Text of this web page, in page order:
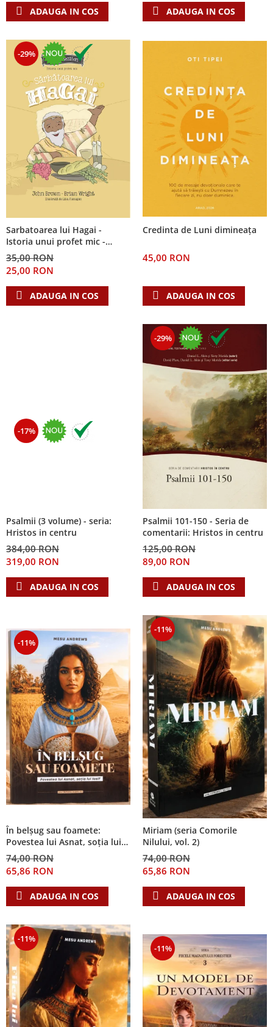
ADAUGA IN COS ADAUGA IN COS
-29%
Sarbatoarea lui Hagai -
Istoria unui profet mic -
Seria: Cei 12 cutezatori
35,00 RON
25,00 RON
ADAUGA IN COS
Credinta de Luni dimineața
45,00 RON
ADAUGA IN COS
-17%
Psalmii (3 volume) - seria:
Hristos in centru
384,00 RON
319,00 RON
ADAUGA IN COS
-29%
Psalmii 101-150 - Seria de
comentarii: Hristos in centru
125,00 RON
89,00 RON
ADAUGA IN COS
-11%
În belșug sau foamete:
Povestea lui Asnat, soția lui
Iosif (Seria Cronicile Egiptului,
vol. 2)
74,00 RON
65,86 RON
ADAUGA IN COS
-11%
Miriam (seria Comorile
Nilului, vol. 2)
74,00 RON
65,86 RON
ADAUGA IN COS
-11%
-11%